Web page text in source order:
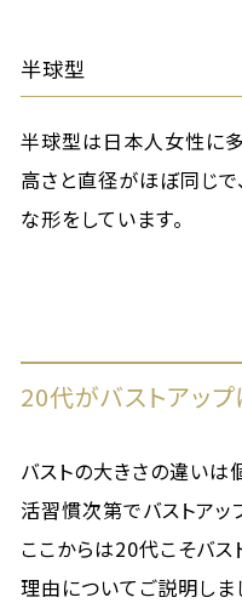
半球型
半球型は日本人女性に多
高さと直径がほぼ同じで
な形をしています。
20代がバストアッ
バストの大きさの違いは
活習慣次第でバストアッ
ここからは20代こそバス
理由についてご説明しま